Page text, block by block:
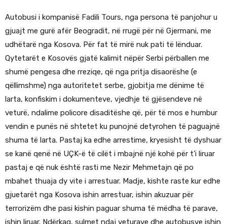
Autobusi i kompanisë Fadili Tours, nga persona të panjohur u
gjuajt me gurë afër Beogradit, në rrugë për në Gjermani, me
udhëtarë nga Kosova. Për fat të mirë nuk pati të lënduar.
Qytetarët e Kosovës gjatë kalimit nëpër Serbi përballen me
shumë pengesa dhe rreziqe, që nga pritja disaorëshe (e
qëllimshme) nga autoritetet serbe, gjobitja me dënime të
larta, konfiskim i dokumenteve, vjedhje të gjësendeve në
veturë, ndalime policore disaditëshe që, për të mos e humbur
vendin e punës në shtetet ku punojnë detyrohen të paguajnë
shuma të larta. Pastaj ka edhe arrestime, kryesisht të dyshuar
se kanë qenë në UÇK-ë të cilët i mbajnë një kohë për t’i liruar
pastaj e që nuk është rasti me Nezir Mehmetajn që po
mbahet thuaja dy vite i arrestuar. Madje, kishte raste kur edhe
gjuetarët nga Kosova ishin arrestuar, ishin akuzuar për
terrorizëm dhe pasi kishin paguar shuma të mëdha të parave,
ishin liruar. Ndërkaq, sulmet ndaj veturave dhe autobusve ishin